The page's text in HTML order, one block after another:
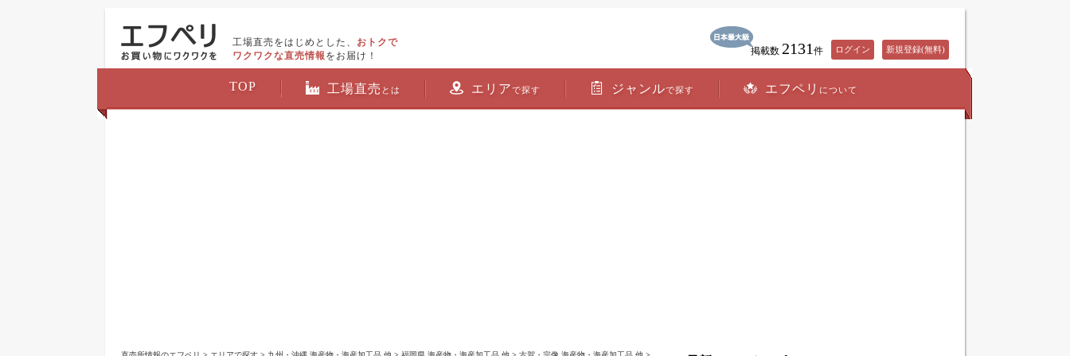
工場直売をはじめとした、 おトクで
ワクワクな直売情報 をお届け！ 掲載数 2131 件 ログイン 新規登録(無料)
TOP 工場直売 とは エリアで探す ジャンルで探す エフペリ について